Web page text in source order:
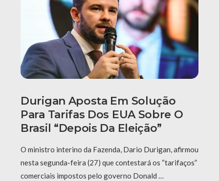
Durigan Aposta Em Solução
Para Tarifas Dos EUA Sobre O
Brasil “depois Da Eleição”
O ministro interino da Fazenda, Dario Durigan, afirmou
nesta segunda-feira (27) que contestará os “tarifaços”
comerciais impostos pelo governo Donald …